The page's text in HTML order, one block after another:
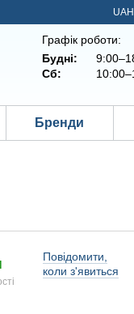
UAH
Графік роботи:
Будні:
Сб:
Бренди
Повідомити,
коли з'явиться